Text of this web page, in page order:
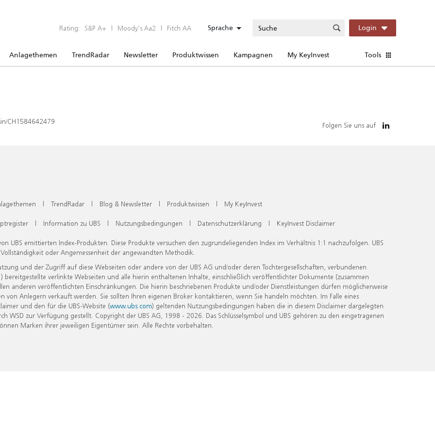
Rating: S&P A+ | Moody’s Aa2 | Fitch AA Sprache Login
Anlagethemen TrendRadar Newsletter Produktwissen Kampagnen My KeyInvest Tools
CH1584642479 Folgen Sie uns auf
| TrendRadar | Blog & Newsletter | Produktwissen | My KeyInvest
| Information zu UBS | Nutzungsbedingungen | Datenschutzerklärung | KeyInvest Disclaimer
UBS emittierten Index-Produkten. Diese Produkte versuchen den zugrundeliegenden Index im Verhältnis 1:1 nachzufolgen. UBS
oder Angemessenheit der angewandten Methodik.
und der Zugriff auf diese Webseiten oder andere von der UBS AG und/oder deren Tochtergesellschaften, verbundenen
verlinkte Webseiten und alle hierin enthaltenen Inhalte, einschließlich veröffentlichter Dokumente (zusammen
anderen veröffentlichten Einschränkungen. Die hierin beschriebenen Produkte und/oder Dienstleistungen dürfen möglicherweise
Anlegern verkauft werden. Sie sollten Ihren eigenen Broker kontaktieren, wenn Sie handeln möchten. Im Falle eines
und den für die UBS-Website (www.ubs.com) geltenden Nutzungsbedingungen haben die in diesem Disclaimer dargelegten
zur Verfügung gestellt. Copyright der UBS AG, 1998 - 2026. Das Schlüsselsymbol und UBS gehören zu den eingetragenen
Marken ihrer jeweiligen Eigentümer sein. Alle Rechte vorbehalten.